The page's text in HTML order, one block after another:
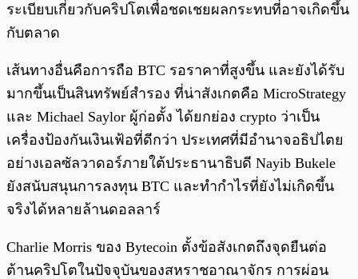
ระเบียบเกี่ยวกับคริปโตเพื่อชดเชยผลกระทบที่อาจเกิดขึ้น
กับตลาด
เส้นทางอื่นคือการถือ BTC รอราคาที่สูงขึ้น และยังได้รับ
มากขึ้นเป็นสินทรัพย์สำรอง ที่น่าสังเกตคือ MicroStrategy
และ Michael Saylor ผู้ก่อตั้ง ได้ยกย่อง crypto ว่าเป็น
เครื่องป้องกันเงินเฟ้อที่ดีกว่า ประเทศที่มีอำนาจอธิปไตย
อย่างเอลซัลวาดอร์ภายใต้ประธานาธิบดี Nayib Bukele
ยังสนับสนุนการลงทุน BTC และทำกำไรที่ยังไม่เกิดขึ้น
จริงได้หลายล้านดอลลาร์
Charlie Morris ของ Bytecoin ตั้งข้อสังเกตถึงจุดยืนต่อ
ต้านคริปโตในปัจจุบันของสหราชอาณาจักร การผ่อน